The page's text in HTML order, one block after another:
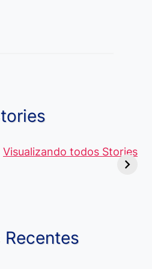
Visualizando todos Stories
de 5 Centavos
Curso de
Pacote
Recentes